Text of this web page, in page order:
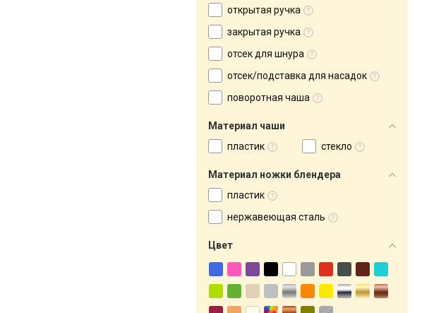
открытая ручка
закрытая ручка
отсек для шнура
отсек/подставка для насадок
поворотная чаша
Материал чаши
пластик
стекло
Материал ножки блендера
пластик
нержавеющая сталь
Цвет